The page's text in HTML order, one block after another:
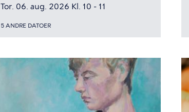
Tor. 06. aug. 2026 Kl. 10 - 11
5 ANDRE DATOER